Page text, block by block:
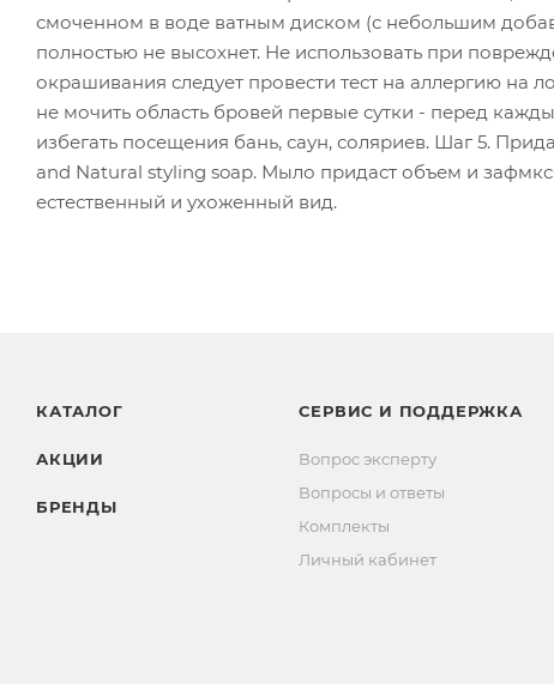
смоченном в воде ватным диском (с небольшим
полностью не высохнет. Не использовать при
окрашивания следует провести тест на аллергию на
не мочить область бровей первые сутки - перед
избегать посещения бань, саун, соляриев. Шаг 5.
and Natural styling soap. Мыло придаст объем и
естественный и ухоженный вид.
КАТАЛОГ
АКЦИИ
БРЕНДЫ
СЕРВИС И ПОДДЕРЖКА
Вопрос эксперту
Вопросы и ответы
Комплекты
Личный кабинет